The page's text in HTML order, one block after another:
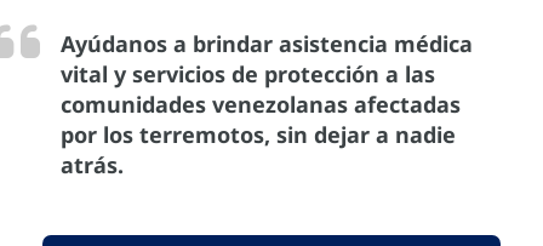
Ayúdanos a brindar asistencia médica
vital y servicios de protección a las
comunidades venezolanas afectadas
por los terremotos, sin dejar a nadie
atrás.